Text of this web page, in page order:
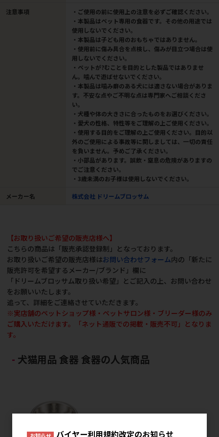
注意事項
・ご使用の前に使用上の注意を必ずご確認ください。
・本製品はペット専用の食器です。その他の用途では
使用しないでください。
・本製品は子ども用のおもちゃではありません。
・使用前に傷み具合を点検し、傷みが目立つ場合は使
用しないでください。
・ペットが?むことを目的とした製品ではありませ
ん。噛んで遊ばせないでください。
・本製品は噛み癖のある犬には適さない場合がありま
す。不安な点やご不明な点は専門家へご相談くださ
い。
・犬種や体の大きさに合ったものをお選びください。
・愛犬の性格、特性等をご理解の上ご使用ください。
・使用する目的をご理解の上ご使用ください。目的以
外のご使用による事故等に関しましては、一切の責任
を負いません。予めご了承ください。
・小部品があります。誤飲・窒息の危険がありますの
でご注意ください。
・3歳未満のお子様は使用しないでください。
メーカー名 株式会社 ドリームブロッサム
【お取り扱いご希望の販売店様へ】
こちらの商品は「販売承認登録制」となっております。
お取り扱いご希望の販売店様はお問い合わせフォーム内の「新たに
販売許可を希望するメーカー/ブランド」欄に
「ドリームブロッサム取り扱い希望」とご記入の上、お問い合わせ
をお願いいたします。
追って、詳細をご連絡させていただきます。
※実店舗のペットショップ様・ペットサロン様・ブリーダー様のみ
ご購入いただけます。「ネット通販での掲載・販売不可」となりま
す。
犬猫用品 食器 食器の人気商品
お知らせ バイヤー利用規約改定のお知らせ